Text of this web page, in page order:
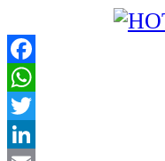
Facebook
WhatsApp
Twitter